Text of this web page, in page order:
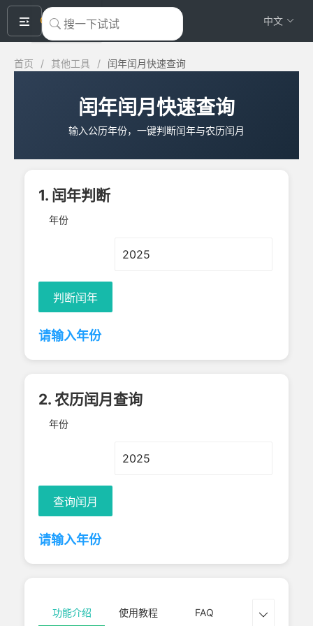
okeyTool 中文
首页 / 其他工具 / 闰年闰月快速查询
闰年闰月快速查询
输入公历年份，一键判断闰年与农历闰月
1. 闰年判断
年份
判断闰年
请输入年份
2. 农历闰月查询
年份
查询闰月
请输入年份
功能介绍 使用教程 FAQ 对照表
